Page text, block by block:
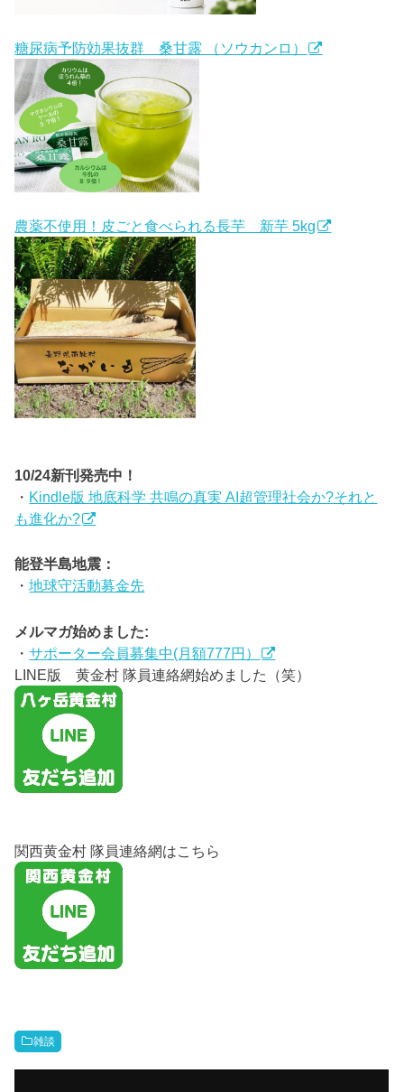
糖尿病予防効果抜群 桑甘露 （ソウカンロ）
農薬不使用！皮ごと食べられる長芋 新芋 5kg
10/24新刊発売中！
・ Kindle版 地底科学 共鳴の真実 AI超管理社会か?それと
も進化か?
能登半島地震：
・地球守活動募金先
メルマガ始めました:
・サポーター会員募集中(月額777円）
LINE版 黄金村 隊員連絡網始めました（笑）
関西黄金村 隊員連絡網はこちら
雑談